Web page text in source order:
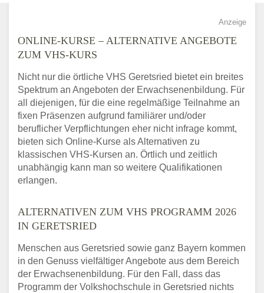
Anzeige
ONLINE-KURSE – ALTERNATIVE ANGEBOTE
ZUM VHS-KURS
Nicht nur die örtliche VHS Geretsried bietet ein breites
Spektrum an Angeboten der Erwachsenenbildung. Für
all diejenigen, für die eine regelmäßige Teilnahme an
fixen Präsenzen aufgrund familiärer und/oder
beruflicher Verpflichtungen eher nicht infrage kommt,
bieten sich Online-Kurse als Alternativen zu
klassischen VHS-Kursen an. Örtlich und zeitlich
unabhängig kann man so weitere Qualifikationen
erlangen.
ALTERNATIVEN ZUM VHS PROGRAMM 2026
IN GERETSRIED
Menschen aus Geretsried sowie ganz Bayern kommen
in den Genuss vielfältiger Angebote aus dem Bereich
der Erwachsenenbildung. Für den Fall, dass das
Programm der Volkshochschule in Geretsried nichts